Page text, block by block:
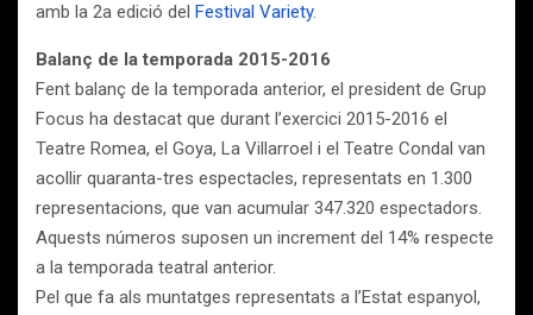
amb la 2a edició del Festival Variety.
Balanç de la temporada 2015-2016
Fent balanç de la temporada anterior, el president de Grup
Focus ha destacat que durant l’exercici 2015-2016 el
Teatre Romea, el Goya, La Villarroel i el Teatre Condal van
acollir quaranta-tres espectacles, representats en 1.300
representacions, que van acumular 347.320 espectadors.
Aquests números suposen un increment del 14% respecte
a la temporada teatral anterior.
Pel que fa als muntatges representats a l’Estat espanyol,